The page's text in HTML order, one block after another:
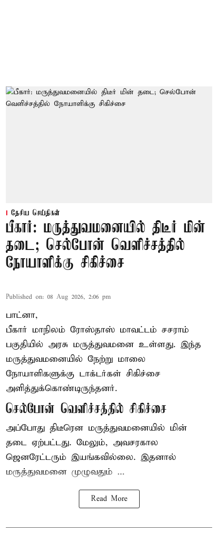
தேசிய செய்திகள்
பீகார்: மருத்துவமனையில் திடீர் மின்
தடை; செல்போன் வெளிச்சத்தில்
நோயாளிக்கு சிகிச்சை
Published on: 08 Aug 2026, 2:06 pm
பாட்னா,
பீகார் மாநிலம் ரோஸ்தாஸ் மாவட்டம் சசராம்
பகுதியில் அரசு மருத்துவமனை உள்ளது. இந்த
மருத்துவமனையில் நேற்று மாலை
நோயாளிகளுக்கு டாக்டர்கள் சிகிச்சை
அளித்துக்கொண்டிருந்தனர்.
செல்போன் வெளிச்சத்தில் சிகிச்சை
அப்போது திடீரென மருத்துவமனையில் மின்
தடை ஏற்பட்டது. மேலும், அவசரகால
ஜெனரேட்டரும் இயங்கவில்லை. இதனால்
மருத்துவமனை முழுவதும் ...
Read More